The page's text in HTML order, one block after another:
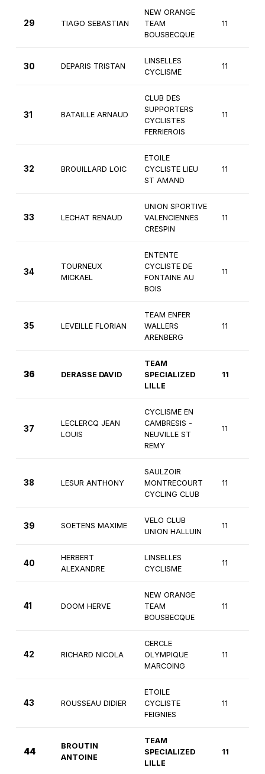
29 TIAGO SEBASTIAN
NEW ORANGE
TEAM
BOUSBECQUE
11
30 DEPARIS TRISTAN
LINSELLES
CYCLISME
11
31 BATAILLE ARNAUD
CLUB DES
SUPPORTERS
CYCLISTES
FERRIEROIS
11
32 BROUILLARD LOIC
ETOILE
CYCLISTE LIEU
ST AMAND
11
33 LECHAT RENAUD
UNION SPORTIVE
VALENCIENNES
CRESPIN
11
34
TOURNEUX
MICKAEL
ENTENTE
CYCLISTE DE
FONTAINE AU
BOIS
11
35 LEVEILLE FLORIAN
TEAM ENFER
WALLERS
ARENBERG
11
36 DERASSE DAVID
TEAM
SPECIALIZED
LILLE
11
37
LECLERCQ JEAN
LOUIS
CYCLISME EN
CAMBRESIS -
NEUVILLE ST
REMY
11
38 LESUR ANTHONY
SAULZOIR
MONTRECOURT
CYCLING CLUB
11
39 SOETENS MAXIME
VELO CLUB
UNION HALLUIN
11
40
HERBERT
ALEXANDRE
LINSELLES
CYCLISME
11
41 DOOM HERVE
NEW ORANGE
TEAM
BOUSBECQUE
11
42 RICHARD NICOLA
CERCLE
OLYMPIQUE
MARCOING
11
43 ROUSSEAU DIDIER
ETOILE
CYCLISTE
FEIGNIES
11
44
BROUTIN
ANTOINE
TEAM
SPECIALIZED
LILLE
11